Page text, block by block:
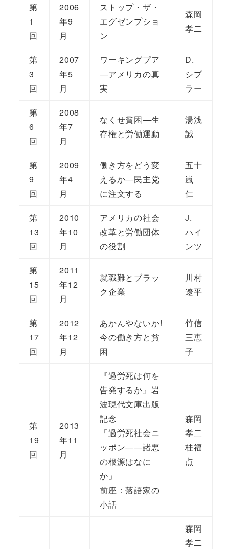
第
1
回
2006
年9
月
ストップ・ザ・
エグゼンプショ
ン
森岡
孝二
第
3
回
2007
年5
月
ワーキングプア
―アメリカの真
実
D.
シプ
ラー
第
6
回
2008
年7
月
なくせ貧困―生
存権と労働運動
湯浅
誠
第
9
回
2009
年4
月
働き方をどう変
えるか―民主党
に注文する
五十
嵐
仁
第
13
回
2010
年10
月
アメリカの社会
改革と労働団体
の役割
J.
ハイ
ンツ
第
15
回
2011
年12
月
就職難とブラッ
ク企業
川村
遼平
第
17
回
2012
年12
月
あかんやないか!
今の働き方と貧
困
竹信
三恵
子
第
19
回
2013
年11
月
『過労死は何を
告発するか』岩
波現代文庫出版
記念
「過労死社会ニ
ッポン――諸悪
の根源はなに
か」
前座：落語家の
小話
森岡
孝二
桂福
点
森岡
孝二